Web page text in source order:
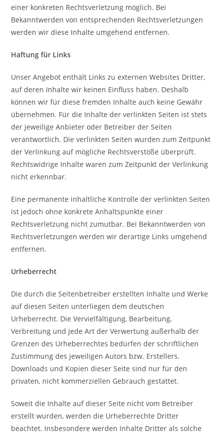
einer konkreten Rechtsverletzung möglich. Bei
Bekanntwerden von entsprechenden Rechtsverletzungen
werden wir diese Inhalte umgehend entfernen.
Haftung für Links
Unser Angebot enthält Links zu externen Websites Dritter,
auf deren Inhalte wir keinen Einfluss haben. Deshalb
können wir für diese fremden Inhalte auch keine Gewähr
übernehmen. Für die Inhalte der verlinkten Seiten ist stets
der jeweilige Anbieter oder Betreiber der Seiten
verantwortlich. Die verlinkten Seiten wurden zum Zeitpunkt
der Verlinkung auf mögliche Rechtsverstöße überprüft.
Rechtswidrige Inhalte waren zum Zeitpunkt der Verlinkung
nicht erkennbar.
Eine permanente inhaltliche Kontrolle der verlinkten Seiten
ist jedoch ohne konkrete Anhaltspunkte einer
Rechtsverletzung nicht zumutbar. Bei Bekanntwerden von
Rechtsverletzungen werden wir derartige Links umgehend
entfernen.
Urheberrecht
Die durch die Seitenbetreiber erstellten Inhalte und Werke
auf diesen Seiten unterliegen dem deutschen
Urheberrecht. Die Vervielfältigung, Bearbeitung,
Verbreitung und jede Art der Verwertung außerhalb der
Grenzen des Urheberrechtes bedürfen der schriftlichen
Zustimmung des jeweiligen Autors bzw. Erstellers.
Downloads und Kopien dieser Seite sind nur für den
privaten, nicht kommerziellen Gebrauch gestattet.
Soweit die Inhalte auf dieser Seite nicht vom Betreiber
erstellt wurden, werden die Urheberrechte Dritter
beachtet. Insbesondere werden Inhalte Dritter als solche